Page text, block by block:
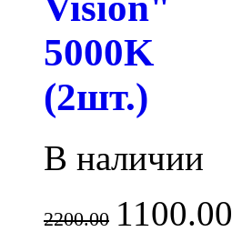
5000K
(2шт.)
В наличии
2200.00 1100.00